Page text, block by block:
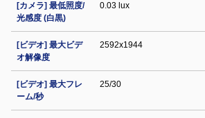
[カメラ] 最低照度/
光感度 (白黒)
0.03 lux
[ビデオ] 最大ビデ
オ解像度
2592x1944
[ビデオ] 最大フレ
ーム/秒
25/30